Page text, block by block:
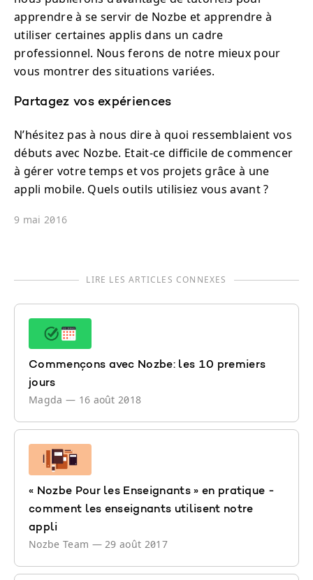
apprendre à se servir de Nozbe et apprendre à
utiliser certaines applis dans un cadre
professionnel. Nous ferons de notre mieux pour
vous montrer des situations variées.
Partagez vos expériences
N’hésitez pas à nous dire à quoi ressemblaient vos
débuts avec Nozbe. Etait-ce difficile de commencer
à gérer votre temps et vos projets grâce à une
appli mobile. Quels outils utilisiez vous avant ?
9 mai 2016
LIRE LES ARTICLES CONNEXES
Commençons avec Nozbe: les 10 premiers
jours
Magda — 16 août 2018
« Nozbe Pour les Enseignants » en pratique -
comment les enseignants utilisent notre
appli
Nozbe Team —29 août 2017